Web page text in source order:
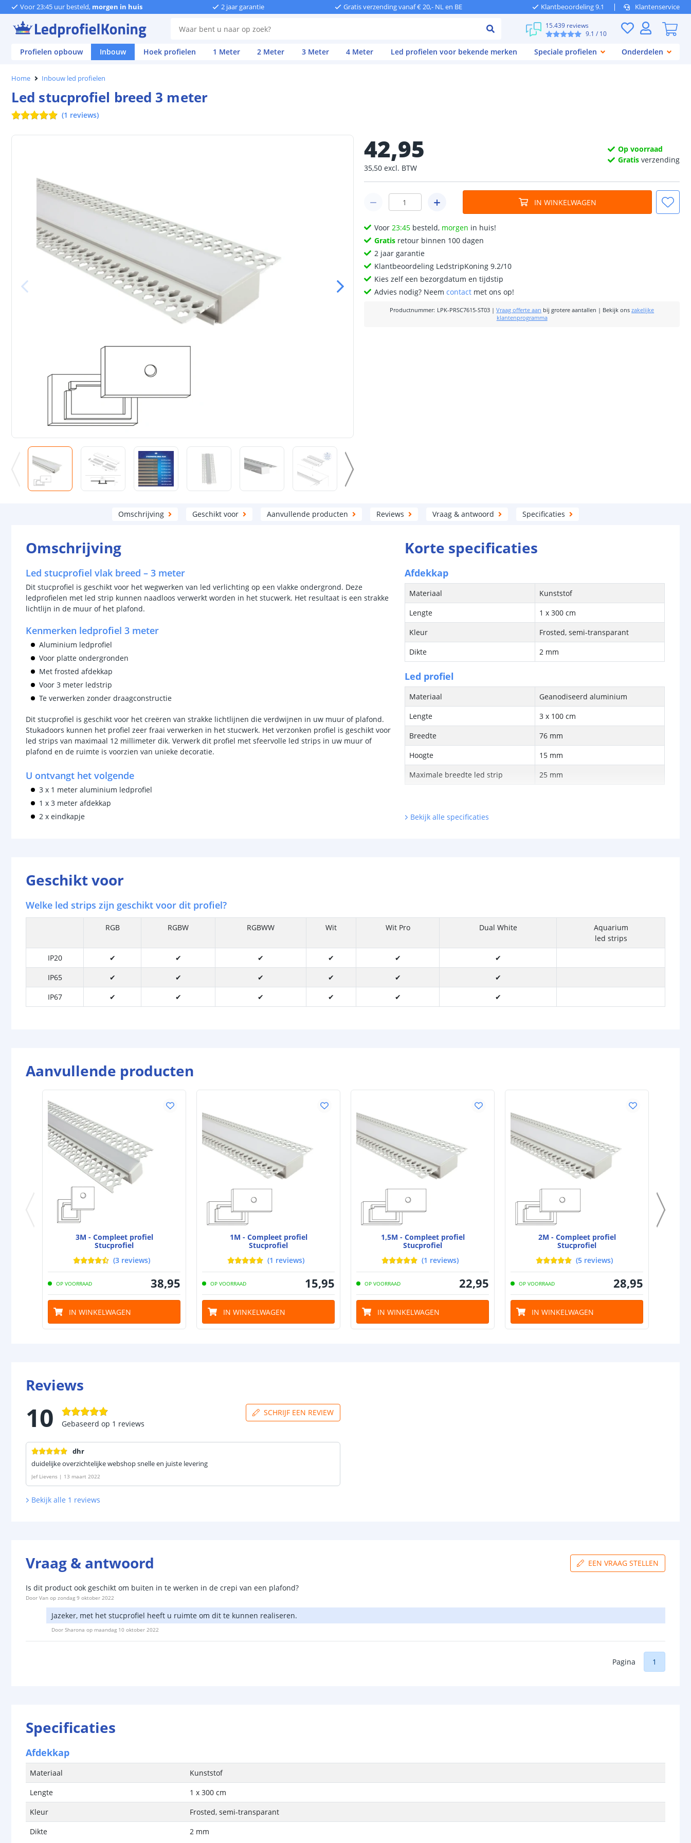
Voor 23:45 uur besteld, morgen in huis 2 jaar garantie Gratis verzending vanaf € 20,- NL en BE Klantbeoordeling 9.1 Klantenservice
15.439 reviews
9.1 / 10
Profielen opbouw Inbouw Hoek profielen 1 Meter 2 Meter 3 Meter 4 Meter Led profielen voor bekende merken Speciale profielen Onderdelen
Home Inbouw led profielen
Led stucprofiel breed 3 meter
(1 reviews)
42,95
35,50 excl. BTW
Op voorraad
Gratis verzending
IN WINKELWAGEN
Voor23:45 besteld, morgen in huis!
Gratis retour binnen 100 dagen
2 jaar garantie
Klantbeoordeling LedstripKoning 9.2/10
Kies zelf een bezorgdatum en tijdstip
Advies nodig? Neemcontact met ons op!
Productnummer: LPK-PRSC7615-ST03 |Vraag offerte aan bij grotere aantallen | Bekijk ons zakelijke
klantenprogramma
Omschrijving Geschikt voor Aanvullende producten Reviews Vraag & antwoord Specificaties
Omschrijving
Led stucprofiel vlak breed – 3 meter
Dit stucprofiel is geschikt voor het wegwerken van led verlichting op een vlakke ondergrond. Deze
ledprofielen met led strip kunnen naadloos verwerkt worden in het stucwerk. Het resultaat is een strakke
lichtlijn in de muur of het plafond.
Kenmerken ledprofiel 3 meter
Aluminium ledprofiel
Voor platte ondergronden
Met frosted afdekkap
Voor 3 meter ledstrip
Te verwerken zonder draagconstructie
Dit stucprofiel is geschikt voor het creëren van strakke lichtlijnen die verdwijnen in uw muur of plafond.
Stukadoors kunnen het profiel zeer fraai verwerken in het stucwerk. Het verzonken profiel is geschikt voor
led strips van maximaal 12 millimeter dik. Verwerk dit profiel met sfeervolle led strips in uw muur of
plafond en de ruimte is voorzien van unieke decoratie.
U ontvangt het volgende
3 x 1 meter aluminium ledprofiel
1 x 3 meter afdekkap
2 x eindkapje
Korte specificaties
Afdekkap
Materiaal
Kunststof
Lengte
1 x 300 cm
Kleur
Frosted, semi-transparant
Dikte
2 mm
Led profiel
Materiaal
Geanodiseerd aluminium
Lengte
3 x 100 cm
Breedte
76 mm
Hoogte
15 mm
Maximale breedte led strip
25 mm
Bekijk alle specificaties
Geschikt voor
Welke led strips zijn geschikt voor dit profiel?
RGB RGBW RGBWW Wit Wit Pro Dual White
Aquarium
led strips
IP20
✔ ✔ ✔ ✔ ✔
✔
IP65
✔ ✔ ✔ ✔ ✔
✔
IP67
✔ ✔ ✔ ✔ ✔ ✔
Aanvullende producten
3M - Compleet profiel
Stucprofiel
(3 reviews)
OP VOORRAAD 38,95
IN WINKELWAGEN
1M - Compleet profiel
Stucprofiel
(1 reviews)
OP VOORRAAD 15,95
IN WINKELWAGEN
1,5M - Compleet profiel
Stucprofiel
(1 reviews)
OP VOORRAAD 22,95
IN WINKELWAGEN
2M - Compleet profiel
Stucprofiel
(5 reviews)
OP VOORRAAD 28,95
IN WINKELWAGEN
Reviews
10 Gebaseerd op 1 reviews
SCHRIJF EEN REVIEW
dhr
duidelijke overzichtelijke webshop snelle en juiste levering
Jef Lievens | 13 maart 2022
Bekijk alle 1 reviews
Vraag & antwoord EEN VRAAG STELLEN
Is dit product ook geschikt om buiten in te werken in de crepi van een plafond?
Door Van op zondag 9 oktober 2022
Jazeker, met het stucprofiel heeft u ruimte om dit te kunnen realiseren.
Door Sharona op maandag 10 oktober 2022
Pagina 1
Specificaties
Afdekkap
Materiaal
Kunststof
Lengte
1 x 300 cm
Kleur
Frosted, semi-transparant
Dikte
2 mm